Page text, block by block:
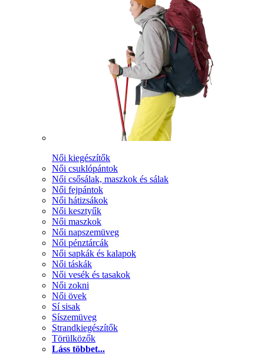
Női kiegészítők
Női csuklópántok
Női csősálak, maszkok és sálak
Női fejpántok
Női hátizsákok
Női kesztyűk
Női maszkok
Női napszemüveg
Női pénztárcák
Női sapkák és kalapok
Női táskák
Női vesék és tasakok
Női zokni
Női övek
Sí sisak
Síszemüveg
Strandkiegészítők
Törülközők
Láss többet...